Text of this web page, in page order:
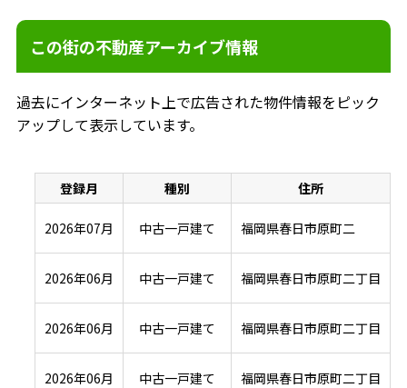
この街の不動産アーカイブ情報
過去にインターネット上で広告された物件情報をピック
アップして表示しています。
登録月 種別 住所
2026年07月 中古一戸建て 福岡県春日市原町二
2026年06月 中古一戸建て 福岡県春日市原町二丁目
2026年06月 中古一戸建て 福岡県春日市原町二丁目
2026年06月 中古一戸建て 福岡県春日市原町二丁目